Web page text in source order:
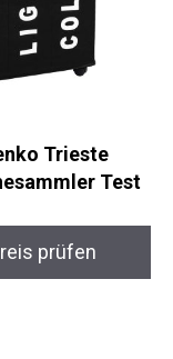
Trieste
Test
prüfen